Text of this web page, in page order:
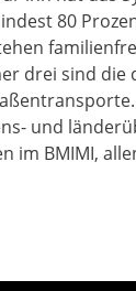
80
drei sind
und
im BMIMI,